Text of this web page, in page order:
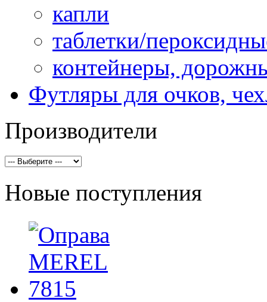
капли
таблетки/
контейнеры,
Футляры для очков,
Производители
Новые поступления